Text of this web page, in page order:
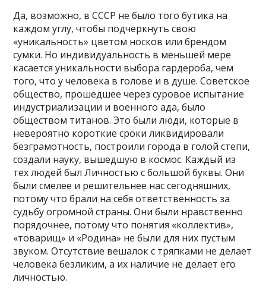
Да, возможно, в СССР не было того бутика на
каждом углу, чтобы подчеркнуть свою
«уникальность» цветом носков или брендом
сумки. Но индивидуальность в меньшей мере
касается уникальности выбора гардероба, чем
того, что у человека в голове и в душе. Советское
общество, прошедшее через суровое испытание
индустриализации и военного ада, было
обществом титанов. Это были люди, которые в
невероятно короткие сроки ликвидировали
безграмотность, построили города в голой степи,
создали науку, вышедшую в космос. Каждый из
тех людей был Личностью с большой буквы. Они
были смелее и решительнее нас сегодняшних,
потому что брали на себя ответственность за
судьбу огромной страны. Они были нравственно
порядочнее, потому что понятия «коллектив»,
«товарищ» и «Родина» не были для них пустым
звуком. Отсутствие вешалок с тряпками не делает
человека безликим, а их наличие не делает его
личностью.